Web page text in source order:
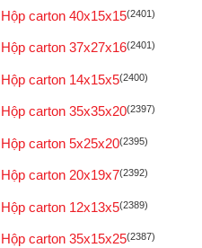
Hộp carton 40x15x15(2401)
Hộp carton 37x27x16(2401)
Hộp carton 14x15x5(2400)
Hộp carton 35x35x20(2397)
Hộp carton 5x25x20(2395)
Hộp carton 20x19x7(2392)
Hộp carton 12x13x5(2389)
Hộp carton 35x15x25(2387)